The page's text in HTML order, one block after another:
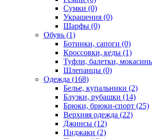
Сумки (0)
Украшения (0)
Шарфы (0)
Обувь (1)
Ботинки, сапоги (0)
Кроссовки, кеды (1)
Туфли, балетки,
Шлепанцы (0)
Одежда (168)
Белье, купальники (2)
Блузки, рубашки (14)
Брюки, брюки-спорт (25)
Верхняя одежда (22)
Джинсы (12)
Пиджаки (2)